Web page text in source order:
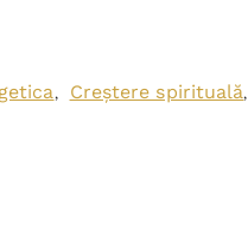
, Creștere spirituală,